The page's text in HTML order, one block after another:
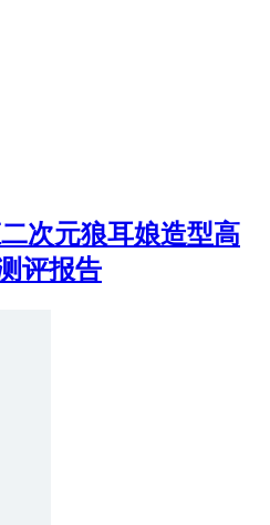
次元狼耳娘造型高
评报告